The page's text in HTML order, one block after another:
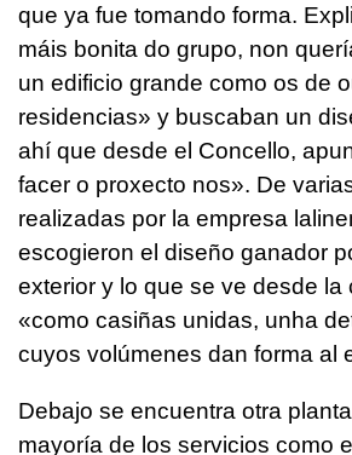
que ya fue tomando forma.
máis bonita do grupo, non
un edificio grande como os de
residencias» y buscaban un
ahí que desde el Concello,
facer o proxecto nos». De
realizadas por la empresa
escogieron el diseño ganador
exterior y lo que se ve desde la
«como casiñas unidas, unha
cuyos volúmenes dan forma al
Debajo se encuentra otra
mayoría de los servicios como